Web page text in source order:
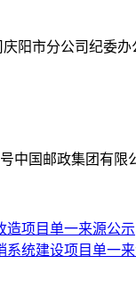
阳市分公司纪委办
号中国邮政集团有限
造项目单一来源公示
系统建设项目单一